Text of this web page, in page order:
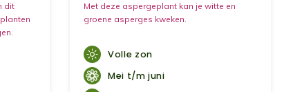
dit
Met deze aspergeplant kan je witte en
groene asperges kweken.
Volle zon
Mei t/m juni